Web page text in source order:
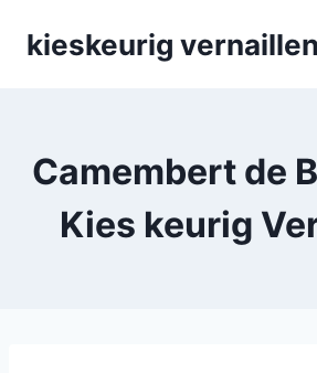
kieskeurig vernaillen
Camembert de
Kies keurig